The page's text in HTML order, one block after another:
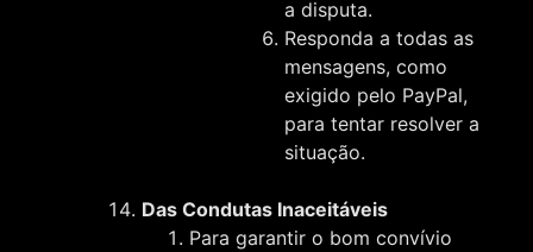
a disputa.
Responda a todas as
mensagens, como
exigido pelo PayPal,
para tentar resolver a
situação.
Das Condutas Inaceitáveis
Para garantir o bom convívio